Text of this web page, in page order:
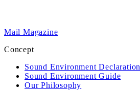
Mail Magazine
Concept
Sound Environment Declaration
Sound Environment Guide
Our Philosophy